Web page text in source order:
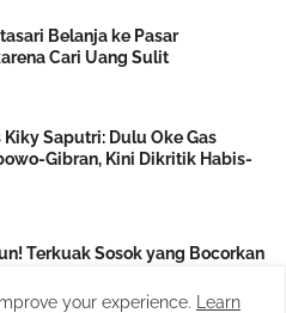
Belanja ke Pasar
Cari Uang Sulit
Saputri: Dulu Oke Gas
Gibran, Kini Dikritik Habis-
Terkuak Sosok yang Bocorkan
ke Mawayour experience.
Learn